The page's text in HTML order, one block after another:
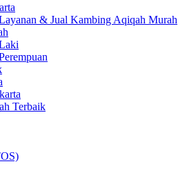
& Jual Kambing Aqiqah Murah
Terbaik